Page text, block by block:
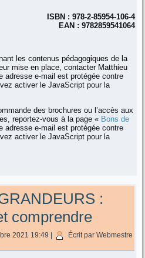
ISBN : 978-2-85954-106-4
EAN : 9782859541064
les contenus pédagogiques de la
mise en place, contacter Matthieu
adresse e-mail est protégée contre
activer le JavaScript pour la
des brochures ou l’accès aux
reportez-vous à la page « Bons de
adresse e-mail est protégée contre
activer le JavaScript pour la
:
comprendre
2021 19:49 |
Écrit par Webmestre